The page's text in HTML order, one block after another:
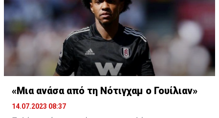
«Μια ανάσα από τη Νότιγχαμ ο Γουίλιαν»
14.07.2023 08:37